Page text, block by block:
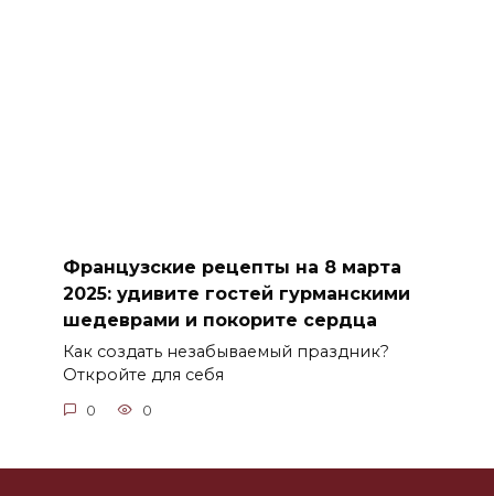
Французские рецепты на 8 марта
2025: удивите гостей гурманскими
шедеврами и покорите сердца
Как создать незабываемый праздник?
Откройте для себя
0 0